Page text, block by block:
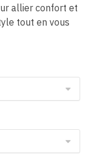
allier confort et
tout en vous